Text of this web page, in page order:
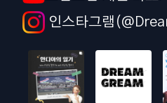
인스타그램